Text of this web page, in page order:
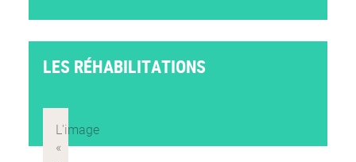
LES RÉHABILITATIONS